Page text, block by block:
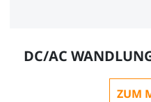
DC/AC
ZUM